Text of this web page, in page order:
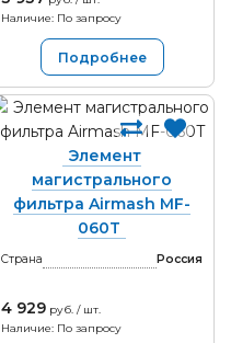
Наличие: По запросу
Подробнее
Элемент
магистрального
фильтра Airmash MF-
060T
Страна Россия
4 929 руб. / шт.
Наличие: По запросу